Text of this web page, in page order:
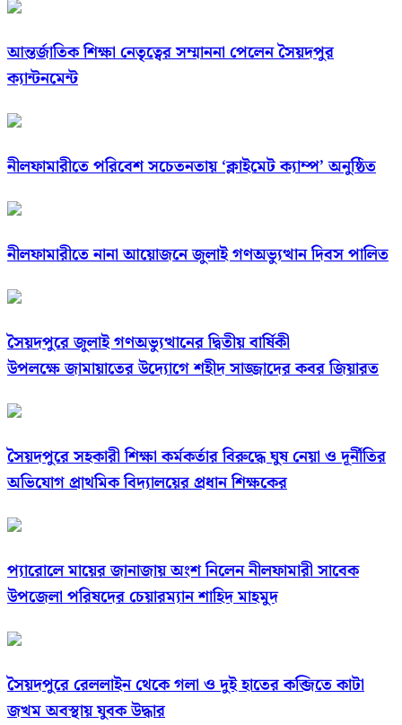
আন্তর্জাতিক শিক্ষা নেতৃত্বের সম্মাননা পেলেন সৈয়দপুর
ক্যান্টনমেন্ট
নীলফামারীতে পরিবেশ সচেতনতায় ‘ক্লাইমেট ক্যাম্প’ অনুষ্ঠিত
নীলফামারীতে নানা আয়োজনে জুলাই গণঅভ্যুত্থান দিবস পালিত
সৈয়দপুরে জুলাই গণঅভ্যুত্থানের দ্বিতীয় বার্ষিকী
উপলক্ষে জামায়াতের উদ্যোগে শহীদ সাজ্জাদের কবর জিয়ারত
সৈয়দপুরে সহকারী শিক্ষা কর্মকর্তার বিরুদ্ধে ঘুষ নেয়া ও দূর্নীতির
অভিযোগ প্রাথমিক বিদ্যালয়ের প্রধান শিক্ষকের
প্যারোলে মায়ের জানাজায় অংশ নিলেন নীলফামারী সাবেক
উপজেলা পরিষদের চেয়ারম্যান শাহিদ মাহমুদ
সৈয়দপুরে রেললাইন থেকে গলা ও দুই হাতের কব্জিতে কাটা
জখম অবস্থায় যুবক উদ্ধার